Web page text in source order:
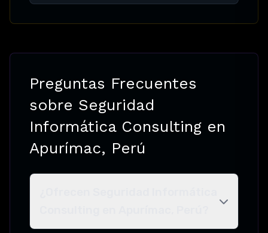
Preguntas Frecuentes
sobre Seguridad
Informática Consulting en
Apurímac, Perú